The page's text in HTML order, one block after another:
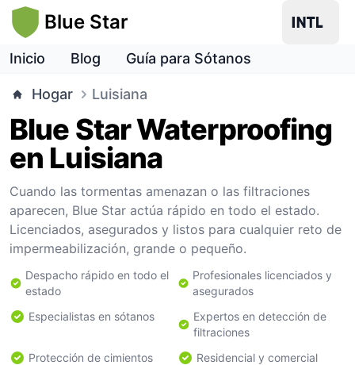
Blue Star
Inicio Blog Guía para Sótanos
Hogar Luisiana
Blue Star Waterproofing
en Luisiana
Cuando las tormentas amenazan o las filtraciones
aparecen, Blue Star actúa rápido en todo el estado.
Licenciados, asegurados y listos para cualquier reto de
impermeabilización, grande o pequeño.
Despacho rápido en todo el
estado
Profesionales licenciados y
asegurados
Especialistas en sótanos
Expertos en detección de
filtraciones
Protección de cimientos
Residencial y comercial